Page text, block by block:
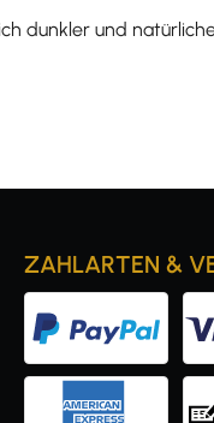
dunkler und
ZAHLARTEN &